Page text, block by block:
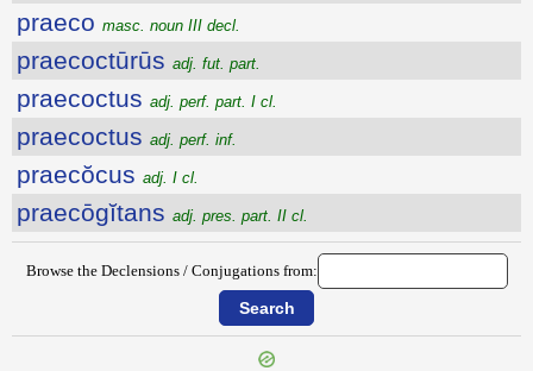
praeco masc. noun III decl.
praecoctūrūs adj. fut. part.
praecoctus adj. perf. part. I cl.
praecoctus adj. perf. inf.
praecŏcus adj. I cl.
praecōgĭtans adj. pres. part. II cl.
Browse the Declensions / Conjugations from: